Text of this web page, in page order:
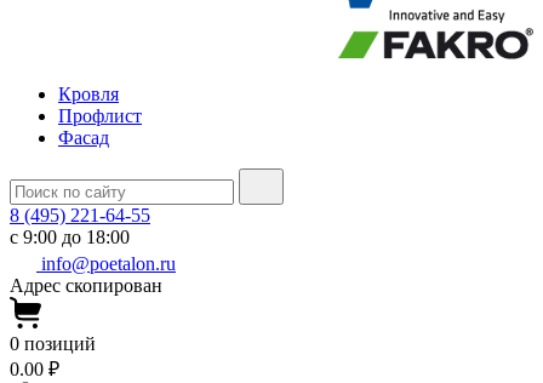
Кровля
Профлист
Фасад
8 (495) 221-64-55
с 9:00 до 18:00
info@poetalon.ru
Адрес скопирован
0 позиций
0.00 ₽